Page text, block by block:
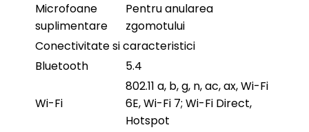
Microfoane
suplimentare
Pentru anularea
zgomotului
Conectivitate si caracteristici
Bluetooth
5.4
Wi-Fi
802.11 a, b, g, n, ac, ax, Wi-Fi
6E, Wi-Fi 7; Wi-Fi Direct,
Hotspot